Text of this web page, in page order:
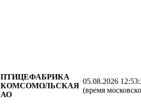
ПТИЦЕФАБРИКА
КОМСОМОЛЬСКАЯ
АО
05.08.2026
(время